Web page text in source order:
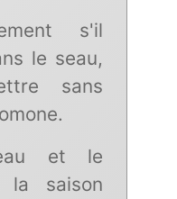
s'il
le seau,
sans
et le
la saison